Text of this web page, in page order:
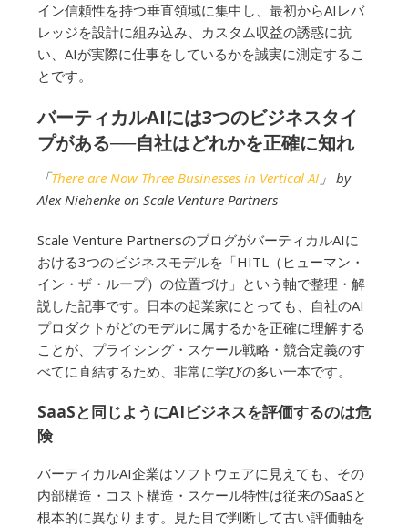
イン信頼性を持つ垂直領域に集中し、最初からAIレバ
レッジを設計に組み込み、カスタム収益の誘惑に抗
い、AIが実際に仕事をしているかを誠実に測定するこ
とです。
バーティカルAIには3つのビジネスタイ
プがある──自社はどれかを正確に知れ
「There are Now Three Businesses in Vertical AI 」 by
Alex Niehenke on Scale Venture Partners
Scale Venture PartnersのブログがバーティカルAIに
おける3つのビジネスモデルを「HITL（ヒューマン・
イン・ザ・ループ）の位置づけ」という軸で整理・解
説した記事です。日本の起業家にとっても、自社のAI
プロダクトがどのモデルに属するかを正確に理解する
ことが、プライシング・スケール戦略・競合定義のす
べてに直結するため、非常に学びの多い一本です。
SaaSと同じようにAIビジネスを評価するのは危
険
バーティカルAI企業はソフトウェアに見えても、その
内部構造・コスト構造・スケール特性は従来のSaaSと
根本的に異なります。見た目で判断して古い評価軸を